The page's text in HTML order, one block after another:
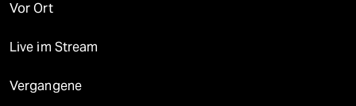
Vor Ort
Live im Stream
Vergangene